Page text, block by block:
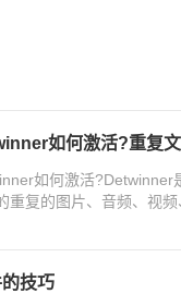
如何激活?重复
如何激活?Detwinner
重复的图片、音频、视
技巧